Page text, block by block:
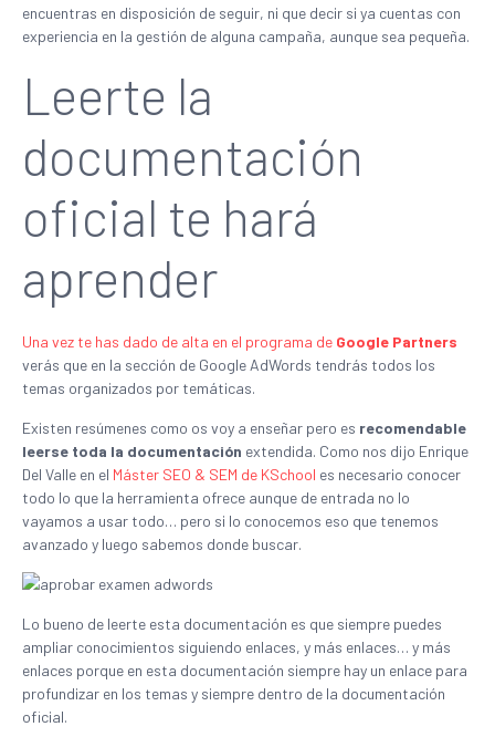
encuentras en disposición de seguir, ni que decir si ya cuentas con
experiencia en la gestión de alguna campaña, aunque sea pequeña.
Leerte la
documentación
oficial te hará
aprender
Una vez te has dado de alta en el programa de Google Partners
verás que en la sección de Google AdWords tendrás todos los
temas organizados por temáticas.
Existen resúmenes como os voy a enseñar pero es recomendable
leerse toda la documentación extendida. Como nos dijo Enrique
Del Valle en el Máster SEO & SEM de KSchool es necesario conocer
todo lo que la herramienta ofrece aunque de entrada no lo
vayamos a usar todo… pero si lo conocemos eso que tenemos
avanzado y luego sabemos donde buscar.
Lo bueno de leerte esta documentación es que siempre puedes
ampliar conocimientos siguiendo enlaces, y más enlaces… y más
enlaces porque en esta documentación siempre hay un enlace para
profundizar en los temas y siempre dentro de la documentación
oficial.